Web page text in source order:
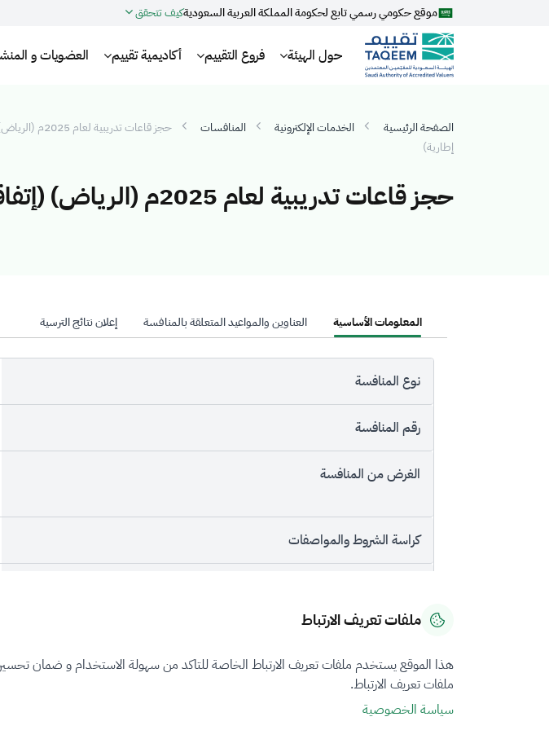
موقع حكومي رسمي تابع لحكومة المملكة العربية السعوديةكيف تتحقق
حول الهيئة فروع التقييم أكاديمية تقييم العضويات و
الصفحة الرئيسية الخدمات الإلكترونية المنافسات
حجز قاعات تدريبية لعام
إطارية)
حجز قاعات تدريبية لعام 2025م (الرياض) (إتفاقية إطارية)
المعلومات الأساسية العناوين والمواعيد المتعلقة بالمنافسة إعلان نتائج الترسية
نوع المنافسة
رقم المنافسة
الغرض من المنافسة
كراسة الشروط والمواصفات
قيمة وثائق المنافسة
حالة المنافسة
ملفات تعريف الارتباط
هذا الموقع يستخدم ملفات تعريف الارتباط الخاصة للتاكد من سهولة الاستخدام و ضمان
ملفات تعريف الارتباط.
سياسة الخصوصية